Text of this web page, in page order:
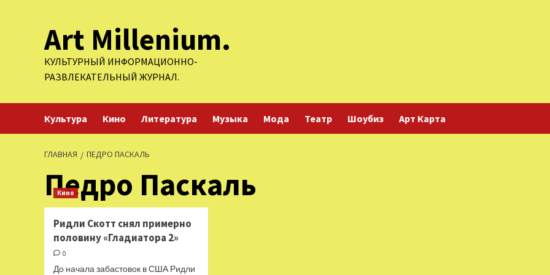
содержимомуArt Millenium.
КУЛЬТУРНЫЙ ИНФОРМАЦИОННО-
РАЗВЛЕКАТЕЛЬНЫЙ ЖУРНАЛ.
Культура Кино Литература Музыка Мода Театр Шоубиз Арт Карта
ГЛАВНАЯ ПЕДРО ПАСКАЛЬ
Педро Паскаль
Кино
Ридли Скотт снял примерно
половину «Гладиатора 2»
0
До начала забастовок в США Ридли